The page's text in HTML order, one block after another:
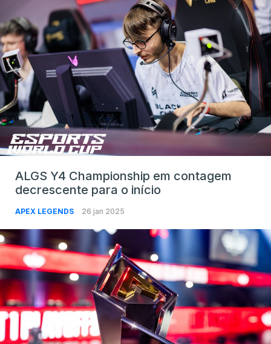
ALGS Y4 Championship em contagem
decrescente para o início
APEX LEGENDS 26 jan 2025